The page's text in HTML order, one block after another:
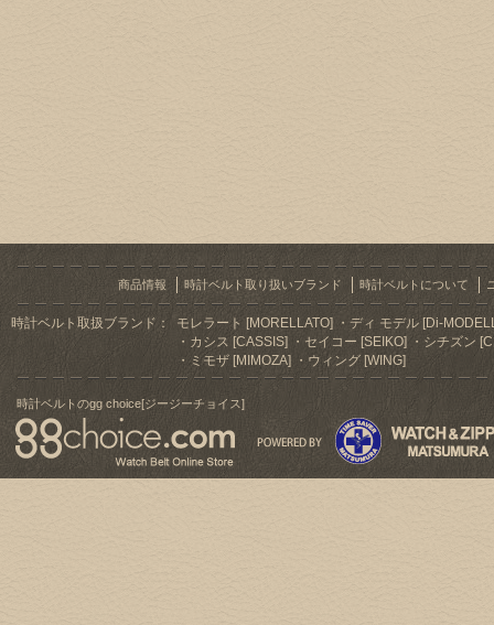
商品情報 時計ベルト取り扱いブランド 時計ベルトについて
時計ベルト取扱ブランド： モレラート [MORELLATO]
ディ モデル [Di-
カシス [CASSIS]
セイコー [SEIKO]
シチズン
ミモザ [MIMOZA]
ウィング [WING]
時計ベルトのgg choice[ジージーチョイス]